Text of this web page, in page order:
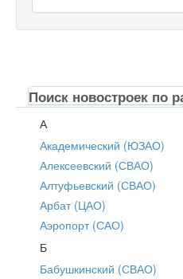
Поиск новостроек по
А
Академический (ЮЗАО)
Алексеевский (СВАО)
Алтуфьевский (СВАО)
Арбат (ЦАО)
Аэропорт (САО)
Б
Бабушкинский (СВАО)